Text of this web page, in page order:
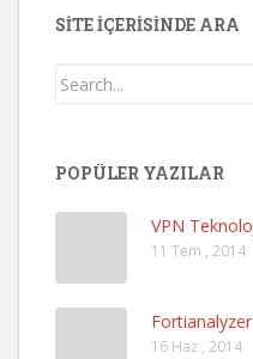
SITE İÇERISINDE ARA
POPÜLER YAZILAR
VPN
11 Tem , 2014
Fortianalyzer
16 Haz , 2014